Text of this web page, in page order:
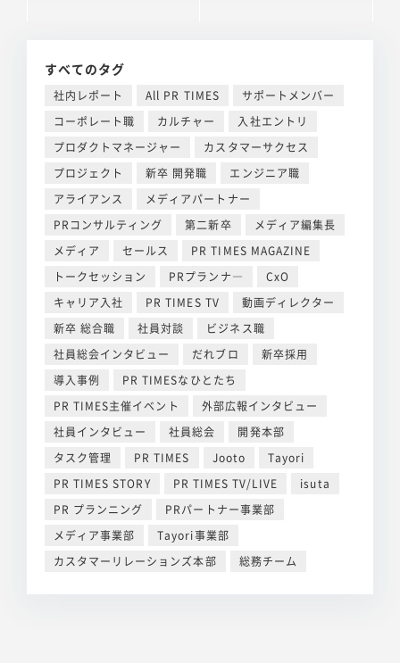
すべてのタグ
社内レポート All PR TIMES
サポートメンバー
コーポレート職
カルチャー
入社エントリ
プロダクトマネージャー
カスタマーサクセス
プロジェクト
新卒 開発職
エンジニア職
アライアンス
メディアパートナー
PRコンサルティング
第二新卒
メディア編集長
メディア
セールス
PR TIMES MAGAZINE
トークセッション
PRプランナ―
CxO
キャリア入社
PR TIMES TV
動画ディレクター
新卒 総合職
社員対談
ビジネス職
社員総会インタビュー
だれブロ
新卒採用
導入事例
PR TIMESなひとたち
PR TIMES主催イベント
外部広報インタビュー
社員インタビュー
社員総会
開発本部
タスク管理
PR TIMES Jooto
Tayori
PR TIMES STORY
PR TIMES TV/LIVE
isuta
PR プランニング
PRパートナー事業部
メディア事業部
Tayori事業部
カスタマーリレーションズ本部
総務チーム